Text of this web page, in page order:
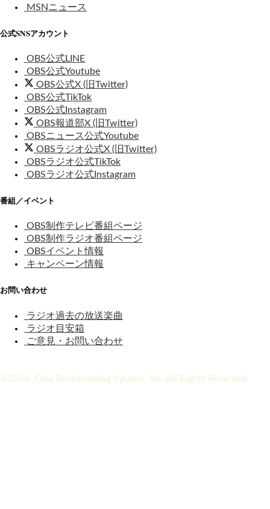
MSNニュース
公式SNSアカウント
OBS公式LINE
OBS公式Youtube
OBS公式X (旧Twitter)
OBS公式TikTok
OBS公式Instagram
OBS報道部X (旧Twitter)
OBSニュース公式Youtube
OBSラジオ公式X (旧Twitter)
OBSラジオ公式TikTok
OBSラジオ公式Instagram
番組／イベント
OBS制作テレビ番組ページ
OBS制作ラジオ番組ページ
OBSイベント情報
キャンペーン情報
お問い合わせ
ラジオ過去の放送楽曲
ラジオ目安箱
ご意見・お問い合わせ
©2026 Oita Broadcasting System, Inc. All Rights Reserved.